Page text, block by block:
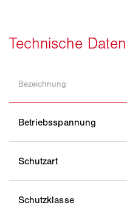
Bezeichnung
Betriebsspannung
Schutzart
Schutzklasse